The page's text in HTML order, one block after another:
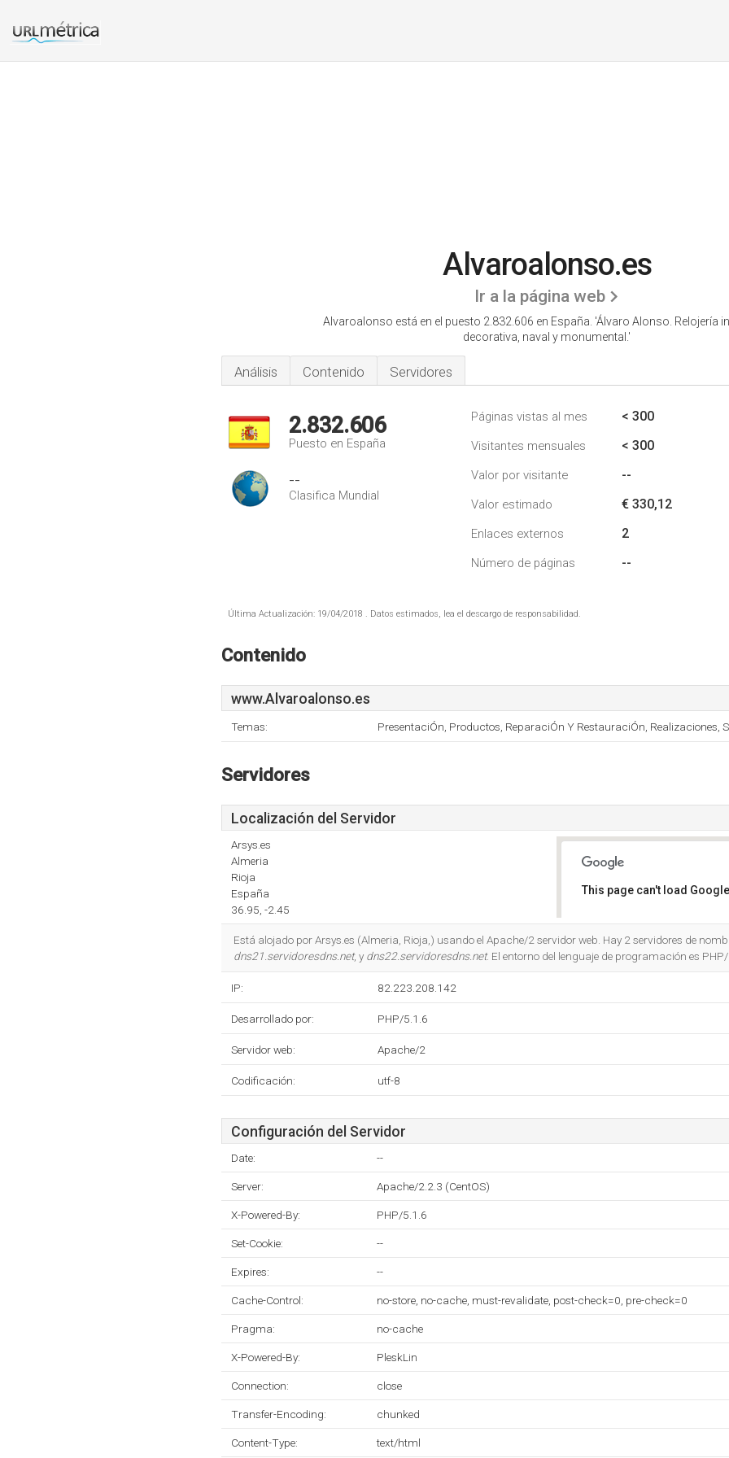
Alvaroalonso.es
Ir a la página web
Alvaroalonso está en el puesto 2.832.606 en España. 'Álvaro Alonso. Relojería
decorativa, naval y monumental.'
Análisis Contenido Servidores
2.832.606
Puesto en España
--
Clasifica Mundial
Páginas vistas al mes < 300
Visitantes mensuales < 300
Valor por visitante --
Valor estimado € 330,12
Enlaces externos 2
Número de páginas --
Última Actualización: 19/04/2018 . Datos estimados, lea el descargo de responsabilidad.
Contenido
www.Alvaroalonso.es
Temas: PresentaciÓn, Productos, ReparaciÓn Y RestauraciÓn, Realizaciones,
Servidores
Localización del Servidor
Arsys.es
Almeria
Rioja
España
36.95, -2.45
This page can't load
Está alojado por Arsys.es (Almeria, Rioja,) usando el Apache/2 servidor web. Hay 2 servidores de
dns21.servidoresdns.net, y dns22.servidoresdns.net. El entorno del lenguaje de programación es PHP/
IP: 82.223.208.142
Desarrollado por: PHP/5.1.6
Servidor web: Apache/2
Codificación: utf-8
Configuración del Servidor
Date: --
Server: Apache/2.2.3 (CentOS)
X-Powered-By: PHP/5.1.6
Set-Cookie: --
Expires: --
Cache-Control: no-store, no-cache, must-revalidate, post-check=0, pre-check=0
Pragma: no-cache
X-Powered-By: PleskLin
Connection: close
Transfer-Encoding: chunked
Content-Type: text/html